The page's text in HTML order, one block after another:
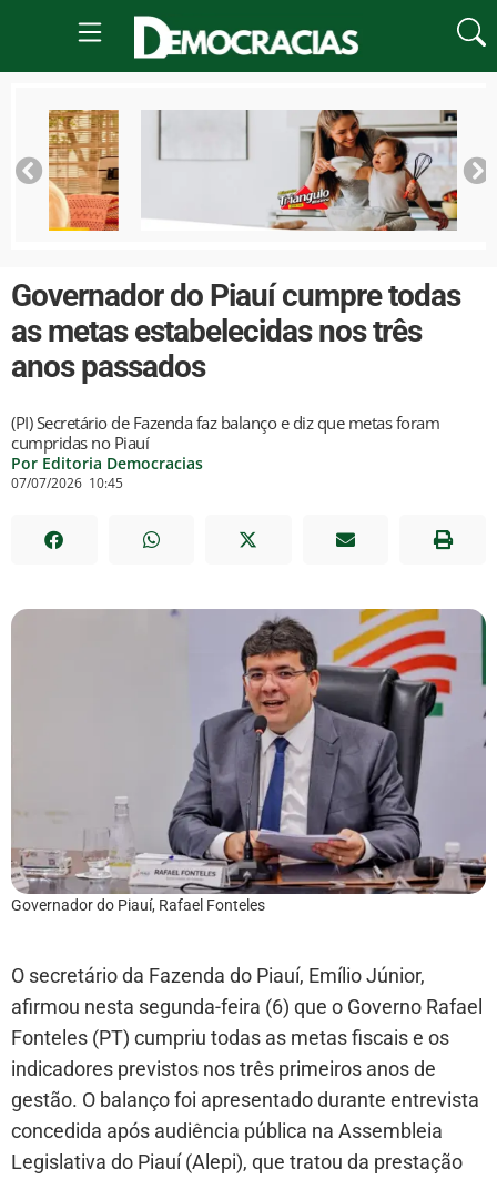
Governador do Piauí cumpre todas
as metas estabelecidas nos três
anos passados
(PI) Secretário de Fazenda faz balanço e diz que metas foram
cumpridas no Piauí
Por Editoria Democracias
07/07/2026 10:45
Governador do Piauí, Rafael Fonteles
O secretário da Fazenda do Piauí, Emílio Júnior,
afirmou nesta segunda-feira (6) que o Governo Rafael
Fonteles (PT) cumpriu todas as metas fiscais e os
indicadores previstos nos três primeiros anos de
gestão. O balanço foi apresentado durante entrevista
concedida após audiência pública na Assembleia
Legislativa do Piauí (Alepi), que tratou da prestação